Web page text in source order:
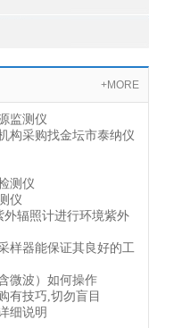
+MORE
监测仪
构采购找金坛市泰纳仪
测仪
仪
外辐照计进行环境紫外
样器能保证其良好的工
微波）如何操作
有技巧,切勿盲目
细说明